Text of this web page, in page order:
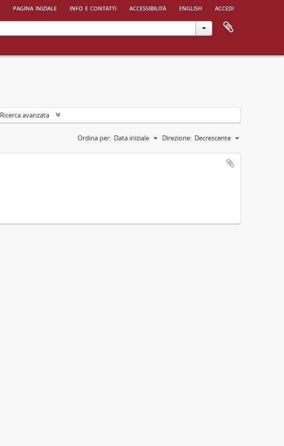
pagina iniziale info e contatti accessibilità english accedi
Ricerca avanzata
Ordina per: Data iniziale Direzione: Decrescente